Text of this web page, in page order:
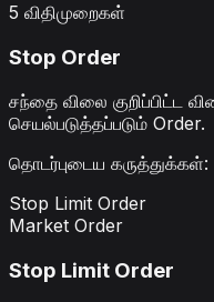
5 விதிமுறைகள்
Stop Order
சந்தை விலை குறிப்பிட்ட
செயல்படுத்தப்படும் Order.
தொடர்புடைய கருத்துக்கள்:
Stop Limit Order
Market Order
Stop Limit Order